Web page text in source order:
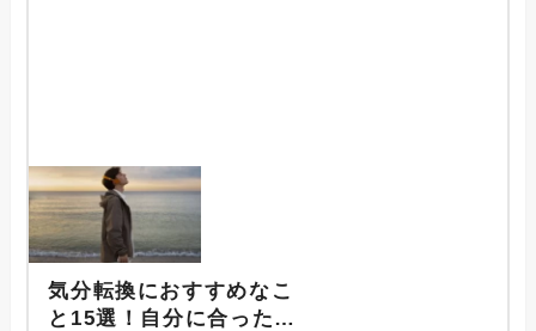
気分転換におすすめなこ
と15選！自分に合った方